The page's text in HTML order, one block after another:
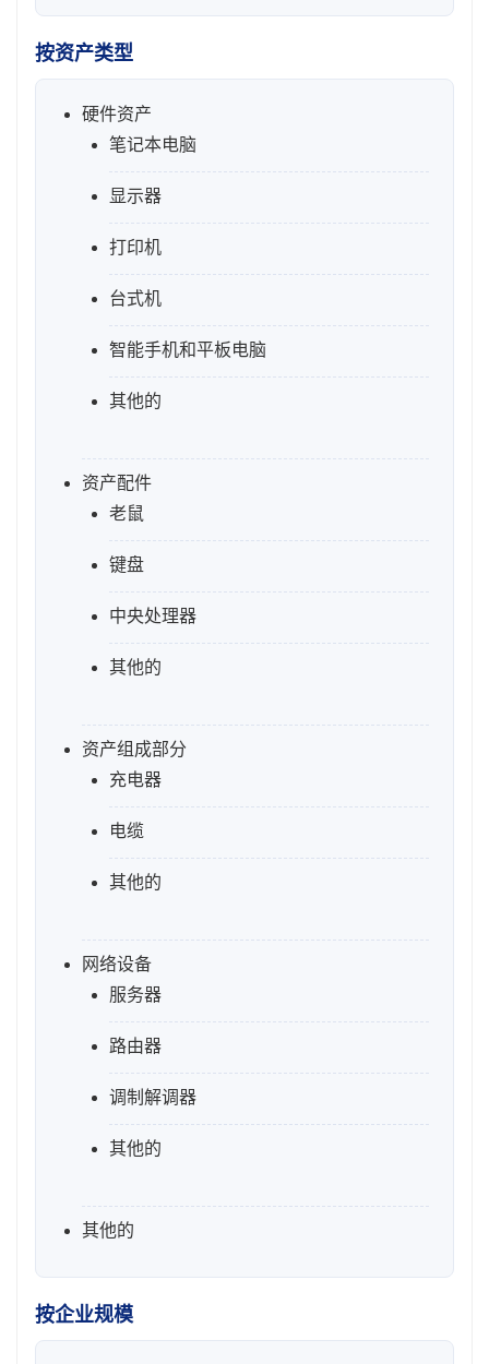
按资产类型
硬件资产
笔记本电脑
显示器
打印机
台式机
智能手机和平板电脑
其他的
资产配件
老鼠
键盘
中央处理器
其他的
资产组成部分
充电器
电缆
其他的
网络设备
服务器
路由器
调制解调器
其他的
其他的
按企业规模